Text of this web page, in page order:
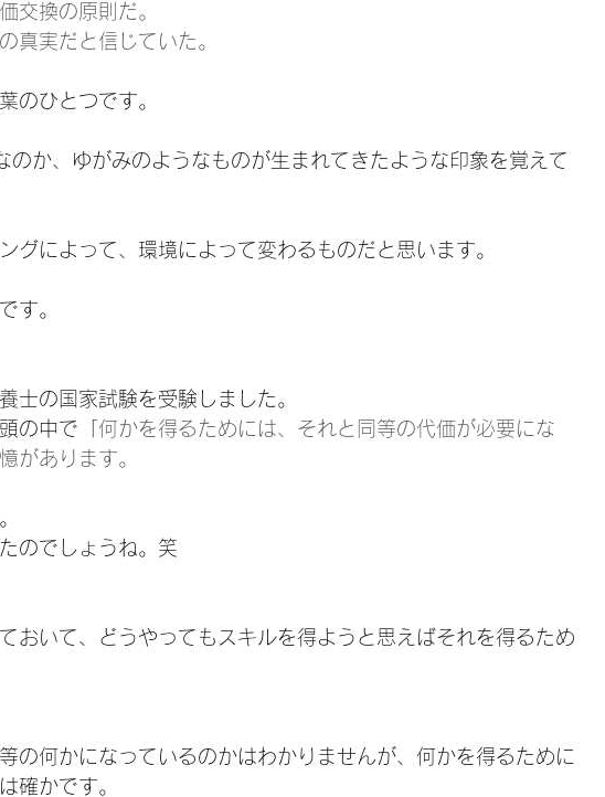
交換の原則だ。
真実だと信じていた。
のひとつです。
のか、ゆがみのようなものが生まれてきたような印象を覚えて
グによって、環境によって変わるものだと思います。
す。
士の国家試験を受験しました。
の中で「 何かを得るためには、それと同等の代価が必要にな
があります。
のでしょうね。笑
おいて、どうやってもスキルを得ようと思えばそれを得るため
の何かになっているのかはわかりませんが、何かを得るために
確かです。